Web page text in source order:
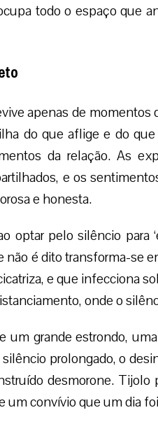
todo o espaço que
apenas de
do que aflige e do
da relação. As
e os
e honesta.
optar pelo silêncio para
é dito transforma-se
e que infecciona
onde o
um grande estrondo,
prolongado, o
desmorone. Tijolo
um convívio que um dia